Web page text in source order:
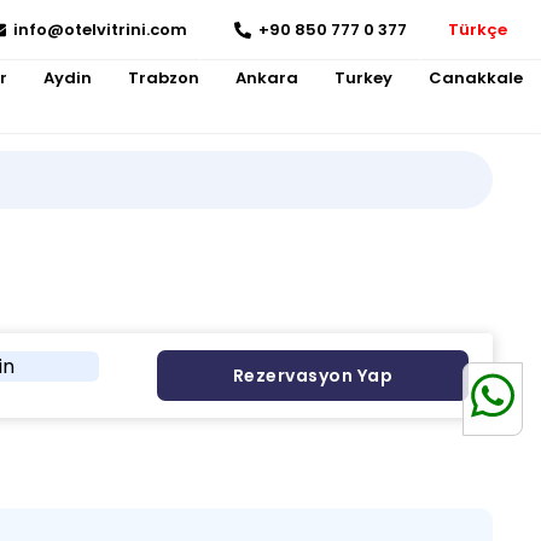
info@otelvitrini.com +90 850 777 0 377 Türkçe
Aydin Trabzon Ankara Turkey Canakkale
Rezervasyon Yap